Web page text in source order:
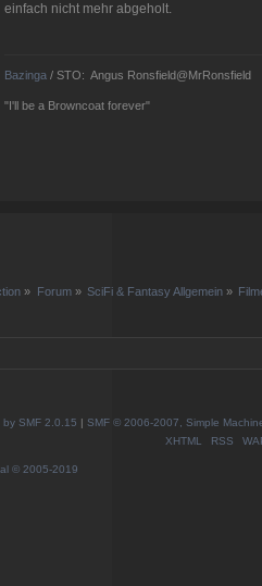
einfach nicht mehr abgeholt.
Bazinga/ STO: Angus Ronsfield@MrRonsfield
"I'll be a Browncoat forever"
» Forum» SciFi & Fantasy Allgemein »
by SMF 2.0.15 | SMF © 2006-2007, Simple
XHTML
RSS
© 2005-2019